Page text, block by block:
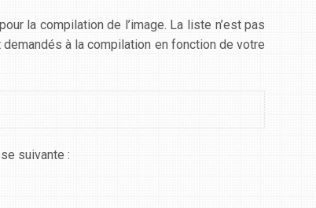
la compilation de l’image. La liste n’est pas
à la compilation en fonction de votre
suivante :